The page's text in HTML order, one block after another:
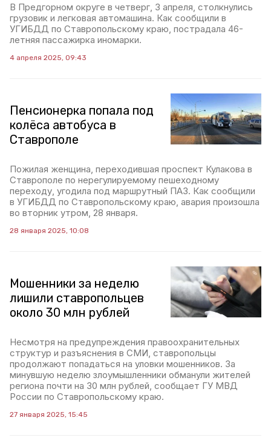
В Предгорном округе в четверг, 3 апреля, столкнулись
грузовик и легковая автомашина. Как сообщили в
УГИБДД по Ставропольскому краю, пострадала 46-
летняя пассажирка иномарки.
4 апреля 2025, 09:43
Пенсионерка попала под
колёса автобуса в
Ставрополе
Пожилая женщина, переходившая проспект Кулакова в
Ставрополе по нерегулируемому пешеходному
переходу, угодила под маршрутный ПАЗ. Как сообщили
в УГИБДД по Ставропольскому краю, авария произошла
во вторник утром, 28 января.
28 января 2025, 10:08
Мошенники за неделю
лишили ставропольцев
около 30 млн рублей
Несмотря на предупреждения правоохранительных
структур и разъяснения в СМИ, ставропольцы
продолжают попадаться на уловки мошенников. За
минувшую неделю злоумышленники обманули жителей
региона почти на 30 млн рублей, сообщает ГУ МВД
России по Ставропольскому краю.
27 января 2025, 15:45